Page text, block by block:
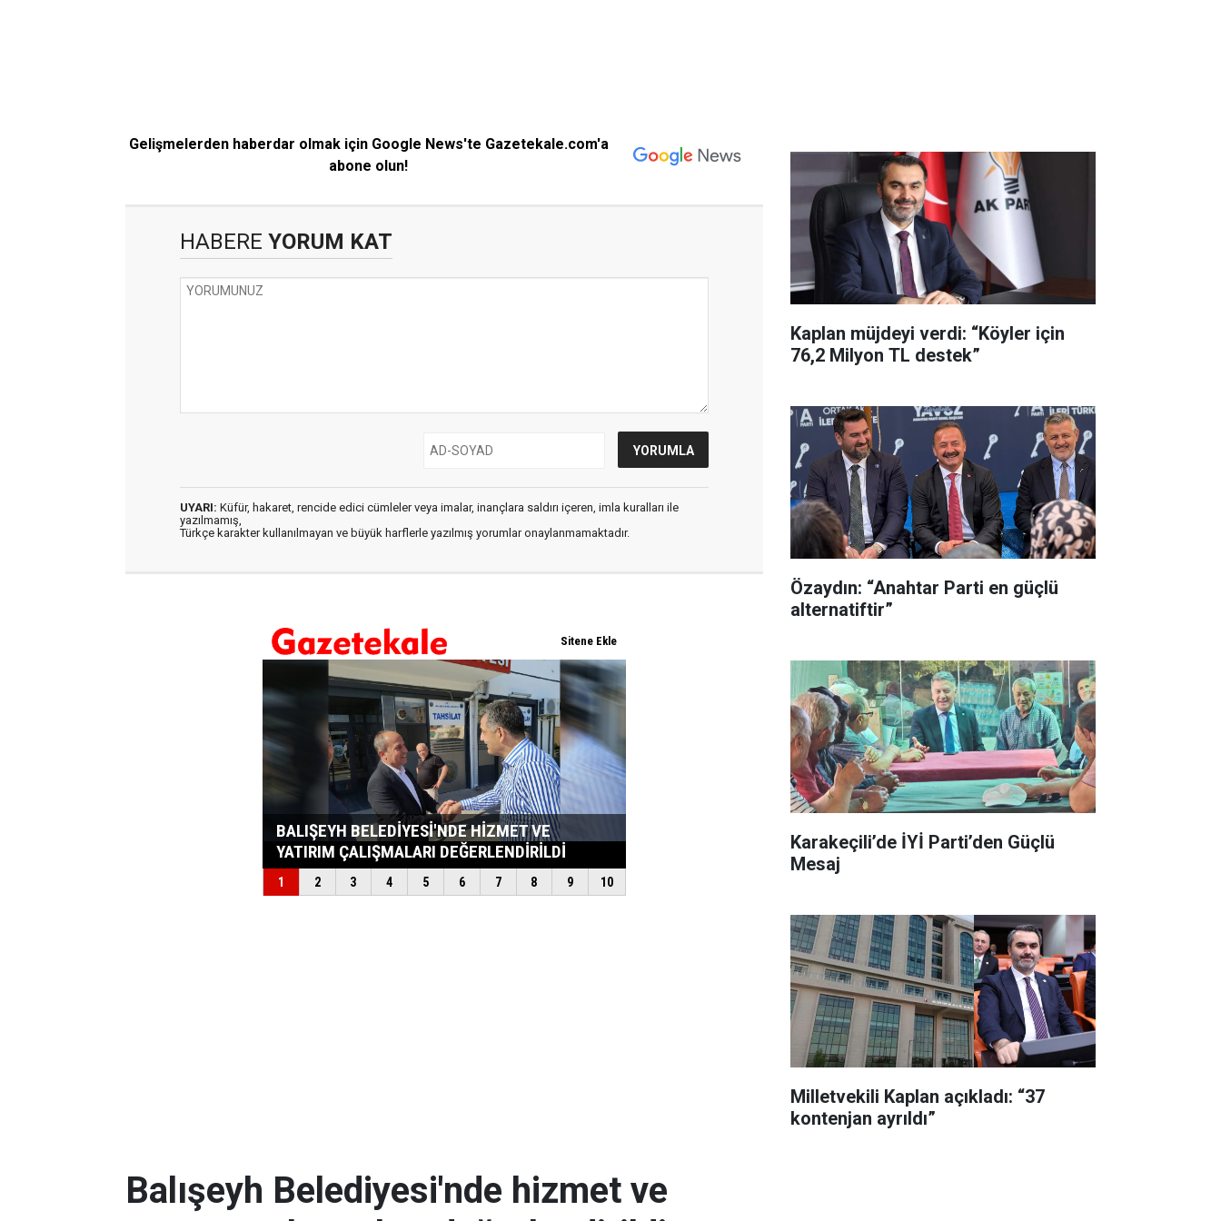
Gelişmelerden haberdar olmak için Google News'te Gazetekale.com'a
abone olun!
HABERE YORUM KAT
UYARI: Küfür, hakaret, rencide edici cümleler veya imalar, inançlara saldırı içeren, imla kuralları ile
yazılmamış,
Türkçe karakter kullanılmayan ve büyük harflerle yazılmış yorumlar onaylanmamaktadır.
Kaplan müjdeyi verdi: “Köyler için
76,2 Milyon TL destek”
Özaydın: “Anahtar Parti en güçlü
alternatiftir”
Karakeçili’de İYİ Parti’den Güçlü
Mesaj
Milletvekili Kaplan açıkladı: “37
kontenjan ayrıldı”
Balışeyh Belediyesi'nde hizmet ve